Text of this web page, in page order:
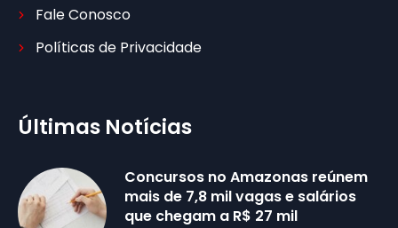
Fale Conosco
Políticas de Privacidade
Últimas Notícias
Concursos no Amazonas reúnem
mais de 7,8 mil vagas e salários
que chegam a R$ 27 mil